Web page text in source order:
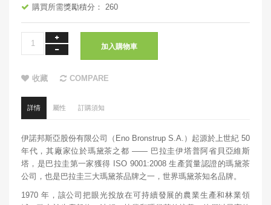
購買所需獎勵積分： 260
加入購物車
收藏 COMPARE
詳情 屬性 訂購須知
伊諾邦斯亞股份有限公司（Eno Bronstrup S.A.）起源於上世紀 50
年代，其廠家位於瑪黛茶之都 —— 巴拉圭伊塔普阿省貝亞維斯
塔，是巴拉圭第一家獲得 ISO 9001:2008 生產質量認證的瑪黛茶
公司，也是巴拉圭三大瑪黛茶品牌之一，世界瑪黛茶知名品牌。
1970 年，該公司把眼光投放在可持續發展的農業生產和林業領